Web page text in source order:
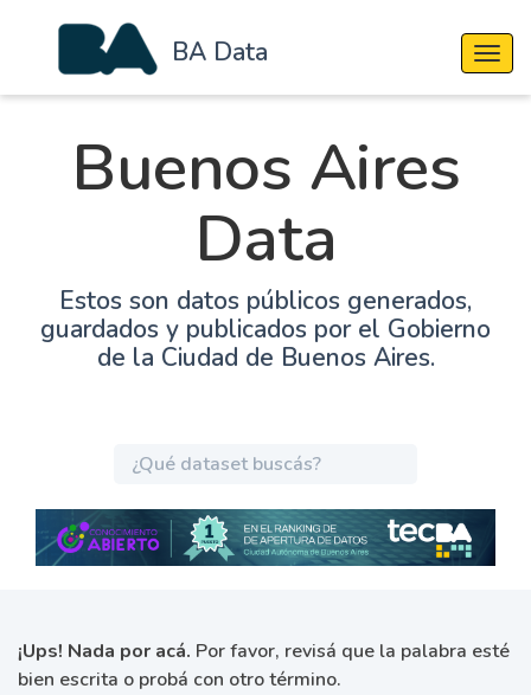
BA Data
Buenos Aires
Data
Estos son datos públicos generados,
guardados y publicados por el Gobierno
de la Ciudad de Buenos Aires.
¡Ups! Nada por acá. Por favor, revisá que la palabra esté
bien escrita o probá con otro término.